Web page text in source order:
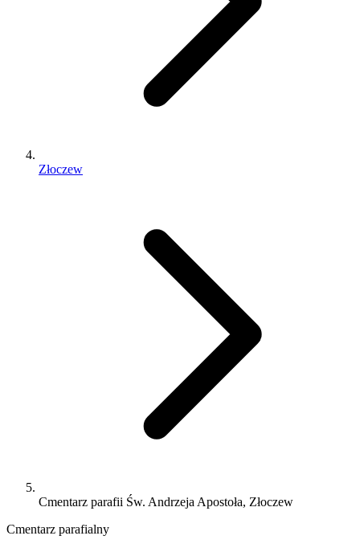
Złoczew
Cmentarz parafii Św. Andrzeja Apostoła, Złoczew
Cmentarz parafialny